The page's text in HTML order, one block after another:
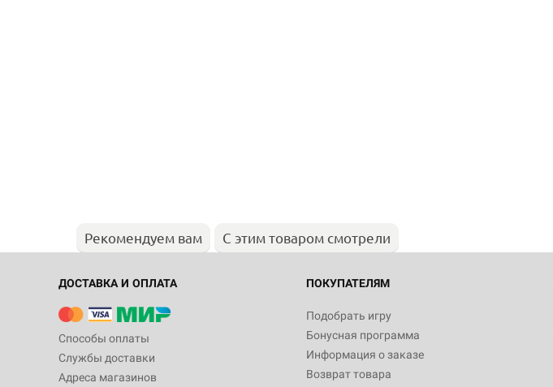
Рекомендуем вам С этим товаром смотрели
ДОСТАВКА И ОПЛАТА
Способы оплаты
Службы доставки
Адреса магазинов
ПОКУПАТЕЛЯМ
Подобрать игру
Бонусная программа
Информация о заказе
Возврат товара